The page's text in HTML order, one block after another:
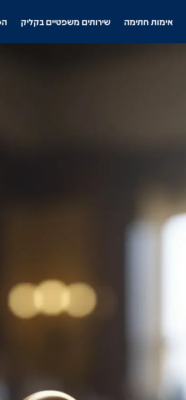
אימות חתימה שירותים משפטיים בקליק